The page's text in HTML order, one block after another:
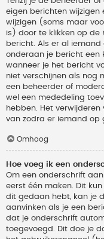
eigen berichten wijzigen
wijzigen (soms maar
is) door te klikken op de
bericht. Als er al
onderaan je bericht een
wanneer je het bericht
niet verschijnen als nog
een beheerder of
wel een mededeling
hebben. Het
van zodra er iemand op
Omhoog
Hoe voeg ik een
Om een onderschrift
eerst één maken. Dit
dit gedaan hebt, kan je
aanvinken als je een
dat je onderschrift
toegevoegd. Dit doe je